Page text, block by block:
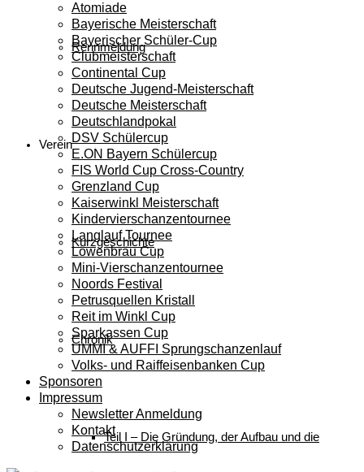
Rennmeldung
Verein
Kurzgeschichte
Chronik
Teil I – Die Gründung, der Aufbau und die
Atomiade
Bayerische Meisterschaft
Bayerischer Schüler-Cup
Clubmeisterschaft
Continental Cup
Deutsche Jugend-Meisterschaft
Deutsche Meisterschaft
Deutschlandpokal
DSV Schülercup
E.ON Bayern Schülercup
FIS World Cup Cross-Country
Grenzland Cup
Kaiserwinkl Meisterschaft
Kindervierschanzentournee
Langlauf Tournee
Löwenbräu Cup
Mini-Vierschanzentournee
Noords Festival
Petrusquellen Kristall
Reit im Winkl Cup
Sparkassen Cup
UMMI & AUFFI Sprungschanzenlauf
Volks- und Raiffeisenbanken Cup
Sponsoren
Impressum
Newsletter Anmeldung
Kontakt
Datenschutzerklärung